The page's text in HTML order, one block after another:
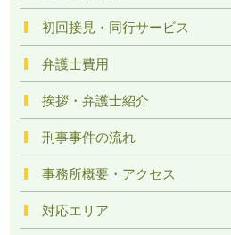
初回接見・同行サービス
弁護士費用
挨拶・弁護士紹介
刑事事件の流れ
事務所概要・アクセス
対応エリア